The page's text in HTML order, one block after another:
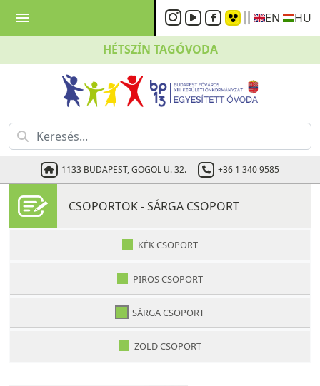
menu
HÉTSZÍN TAGÓVODA
1133 BUDAPEST, GOGOL U. 32. +36 1 340 9585
EN HU
CSOPORTOK - SÁRGA CSOPORT
KÉK CSOPORT
PIROS CSOPORT
SÁRGA CSOPORT
ZÖLD CSOPORT